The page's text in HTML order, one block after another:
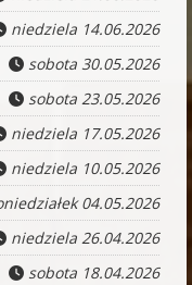
niedziela 14.06.2026
sobota 30.05.2026
sobota 23.05.2026
niedziela 17.05.2026
niedziela 10.05.2026
04.05.2026
niedziela 26.04.2026
sobota 18.04.2026